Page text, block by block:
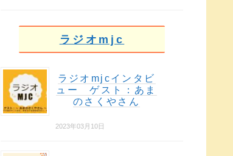
ラジオmjc
ラジオmjcインタビ
ュー ゲスト：あま
のさくやさん
2023年03月10日